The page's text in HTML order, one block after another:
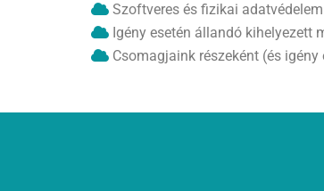
Szoftveres és fizikai adatvédelem
Igény esetén állandó kihelyezett
Csomagjaink részeként (és